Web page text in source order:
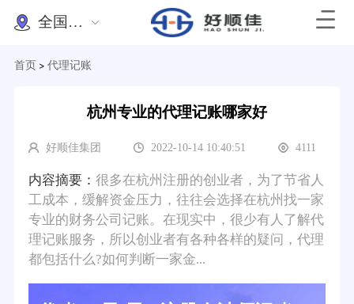
全国办理
首页 > 代理记账
杭州专业的代理记账哪家好
好顺佳集团 2022-10-14 10:40:51 4111
内容摘要： 很多在杭州注册的创业者，为了节省人
工成本，缓解资金压力，往往会选择在杭州找一家
专业的财务公司记账。在现实中，很少有人了解代
理记账服务，所以创业者有各种各样的疑问，代理
都包括什么?如何判断一家金...